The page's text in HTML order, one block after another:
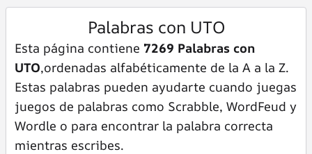
Palabras con UTO
Esta página contiene 7269 Palabras con
UTO,ordenadas alfabéticamente de la A a la Z.
Estas palabras pueden ayudarte cuando juegas
juegos de palabras como Scrabble, WordFeud y
Wordle o para encontrar la palabra correcta
mientras escribes.